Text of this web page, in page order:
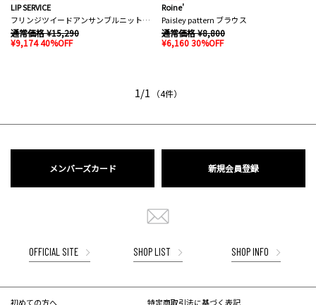
LIP SERVICE
フリンジツイードアンサンブルニットワンピース
通常価格 ¥15,290
¥9,174 40%OFF
Roine'
Paisley pattern ブラウス
通常価格 ¥8,800
¥6,160 30%OFF
1/1 （4件）
メンバーズカード 新規会員登録
OFFICIAL SITE SHOP LIST SHOP INFO
初めての方へ 特定商取引法に基づく表記